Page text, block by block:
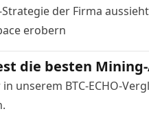
Strategie der Firma
erobern
die besten
unserem BTC-ECHO-